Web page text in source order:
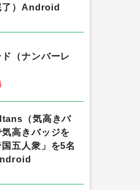
了）Android
（ナンバーレ
（気高きバ
高きバッジを
五人衆」を5名